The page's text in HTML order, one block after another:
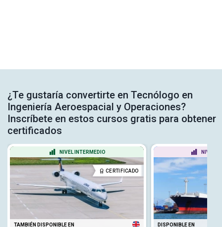
¿Te gustaría convertirte en Tecnólogo en
Ingeniería Aeroespacial y Operaciones?
Inscríbete en estos cursos gratis para obtener
certificados
NIVEL INTERMEDIO
CERTIFICADO
TAMBIÉN DISPONIBLE EN
NIVEL
DISPONIBLE EN